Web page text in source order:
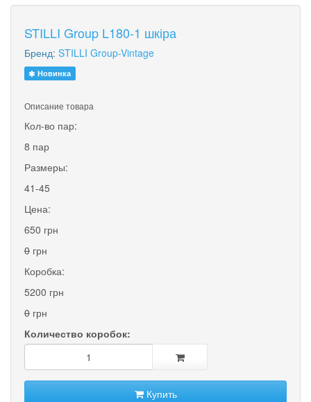
STILLI Group L180-1 шкіра
Бренд: STILLI Group-Vintage
Новинка
Описание товара
Кол-во пар:
8 пар
Размеры:
41-45
Цена:
650 грн
0 грн
Коробка:
5200 грн
0 грн
Количество коробок:
Купить